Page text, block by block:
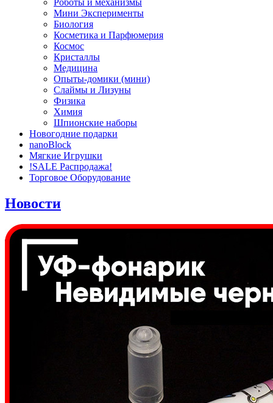
Роботы и механизмы
Мини Эксперименты
Биология
Косметика и Парфюмерия
Космос
Кристаллы
Медицина
Опыты-домики (мини)
Слаймы и Лизуны
Физика
Химия
Шпионские наборы
Новогодние подарки
nanoBlock
Мягкие Игрушки
!SALE Распродажа!
Торговое Оборудование
Новости